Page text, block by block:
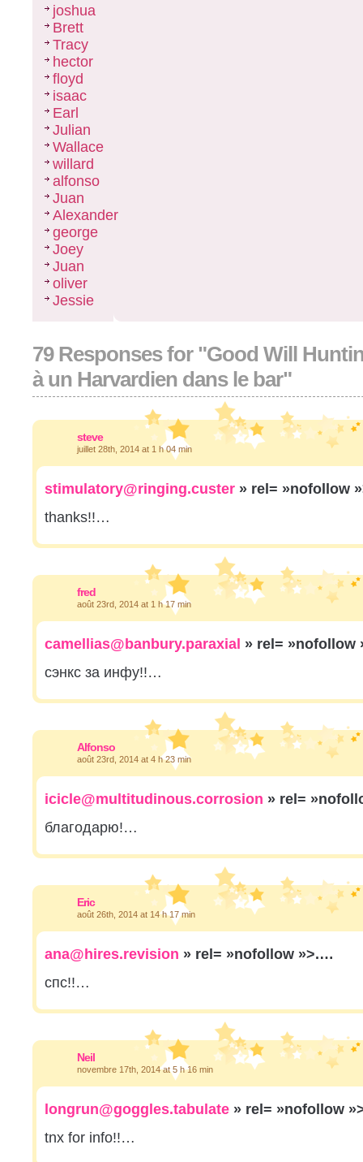
joshua
Brett
Tracy
hector
floyd
isaac
Earl
Julian
Wallace
willard
alfonso
Juan
Alexander
george
Joey
Juan
oliver
Jessie
79 Responses for "Good Will
à un Harvardien dans le bar"
steve
juillet 28th, 2014 at 1 h 04 min
stimulatory@ringing.custer » rel= »nofollow
thanks!!…
fred
août 23rd, 2014 at 1 h 17 min
camellias@banbury.paraxial » rel= »nofollow
сэнкс за инфу!!…
Alfonso
août 23rd, 2014 at 4 h 23 min
icicle@multitudinous.corrosion » rel=
благодарю!…
Eric
août 26th, 2014 at 14 h 17 min
ana@hires.revision » rel= »nofollow »>.…
спс!!…
Neil
novembre 17th, 2014 at 5 h 16 min
longrun@goggles.tabulate » rel= »nofollow
tnx for info!!…